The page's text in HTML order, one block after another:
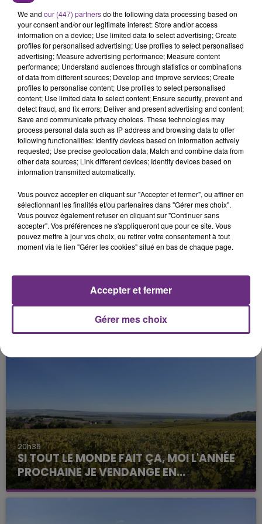
Pour en bénéficier, les victimes peuvent se présenter d’elle-même à
la Banque Postale, ou passer par une association locale, partenaire
du dispositif .«Si elles viennent chez nous, on va tout de suite
leur proposer un rendez-vous dans la journée, en tout cas sous 48
heures», précise Virginie Jung .
La confidentialité et la sécurité des victimes sont également au cœur
du dispositif. «Secret bancaire, séparation des conseillers en cas
de conjoint déjà client, envoi de la carte à une autre adresse ou
encore désactivation des SMS de notification : plusieurs garde-
fous ont été mis en place pour éviter toute détection par l’auteur
des violences »,
détaille la déléguée régionale.
un lancement dans le Bas-Rhin, il a été étendu à la Moselle, à la
Meurthe-et-Moselle à Troyes et Reims cette semaine.
FIL D'ACTU
20h36
SI TOUT LE MONDE FAIT ÇA, MOI L'ANNÉE
PROCHAINE JE VENDANGE EN...
La vendange en Champagne a débuté ce jeudi 6
août dans la commune de Montgueux (Aube). Du
We and our (447) partnersdo the following data processing based on
your consent and/or our legitimate interest: Store and/or access
information on a device; Use limited data to select advertising; Create
profiles for personalised advertising; Use profiles to select personalised
advertising; Measure advertising performance; Measure content
performance; Understand audiences through statistics or combinations
of data from different sources; Develop and improve services; Create
profiles to personalise content; Use profiles to select personalised
content; Use limited data to select content; Ensure security, prevent and
detect fraud, and fix errors; Deliver and present advertising and content;
Save and communicate privacy choices. These technologies may
process personal data such as IP address and browsing data to offer
following functionalities: Identify devices based on information actively
requested; Use precise geolocation data; Match and combine data from
other data sources; Link different devices; Identify devices based on
information transmitted automatically.
Vous pouvez accepter en cliquant sur "Accepter et fermer", ou affiner en
sélectionnant les finalités et/ou partenaires dans "Gérer mes choix".
Vous pouvez également refuser en cliquant sur "Continuer sans
accepter". Vos préférences ne s'appliqueront que pour ce site. Vous
pouvez mettre à jour vos choix, ou retirer votre consentement à tout
moment via le lien "Gérer les cookies" situé en bas de chaque page.
Gérer mes choix
Accepter et fermer